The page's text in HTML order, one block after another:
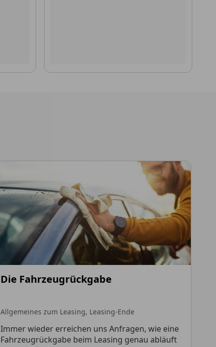
Die Fahrzeugrückgabe
Allgemeines zum Leasing, Leasing-Ende
Immer wieder erreichen uns Anfragen, wie eine
Fahrzeugrückgabe beim Leasing genau abläuft